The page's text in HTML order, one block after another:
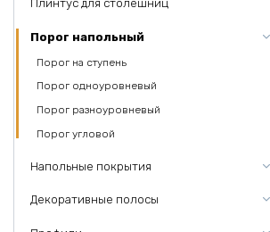
Плинтус для столешниц
Порог напольный
Порог на ступень
Порог одноуровневый
Порог разноуровневый
Порог угловой
Напольные покрытия
Декоративные полосы